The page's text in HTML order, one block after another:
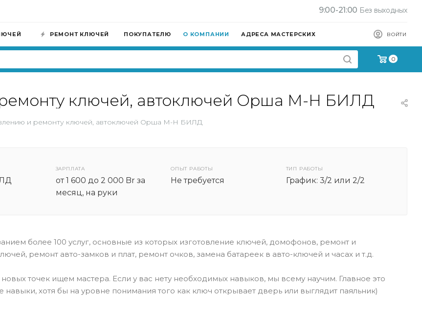
9:00-21:00 Без выходных
ВОЙТИ
РЕМОНТ КЛЮЧЕЙ ПОКУПАТЕЛЮ О КОМПАНИИ АДРЕСА МАСТЕРСКИХ
0
ремонту ключей, автоключей Орша М-Н БИЛД
и ремонту ключей, автоключей Орша М-Н БИЛД
ЗАРПЛАТА
от 1 600 до 2 000 Br за
месяц, на руки
ОПЫТ РАБОТЫ
Не требуется
ТИП РАБОТЫ
График: 3/2 или 2/2
более 100 услуг, основные из которых изготовление ключей, домофонов, ремонт и
ремонт авто-замков и плат, ремонт очков, замена батареек в авто-ключей и часах и т.д.
точек ищем мастера. Если у вас нету необходимых навыков, мы всему научим. Главное это
навыки, хотя бы на уровне понимания того как ключ открывает дверь или выглядит паяльник)